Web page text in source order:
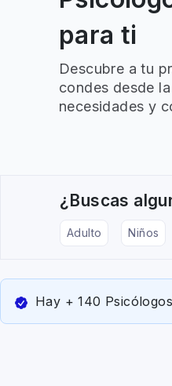
para ti
Descubre a tu
condes desde
necesidades y
¿Buscas
Adulto Niños
Hay + 140